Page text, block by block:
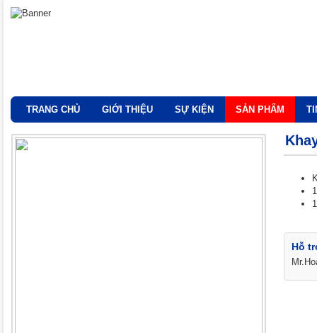
TRANG CHỦ GIỚI THIỆU SỰ KIỆN SẢN PHẨM
Hỗ